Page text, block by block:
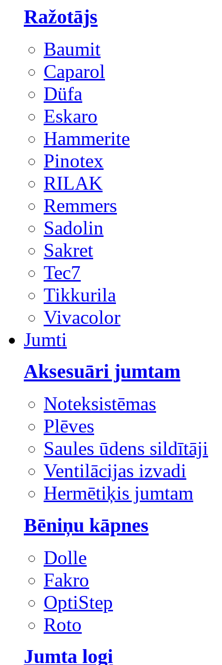
Ražotājs
Baumit
Caparol
Düfa
Eskaro
Hammerite
Pinotex
RILAK
Remmers
Sadolin
Sakret
Tec7
Tikkurila
Vivacolor
Jumti
Aksesuāri jumtam
Noteksistēmas
Plēves
Saules ūdens sildītāji
Ventilācijas izvadi
Hermētiķis jumtam
Bēniņu kāpnes
Dolle
Fakro
OptiStep
Roto
Jumta logi